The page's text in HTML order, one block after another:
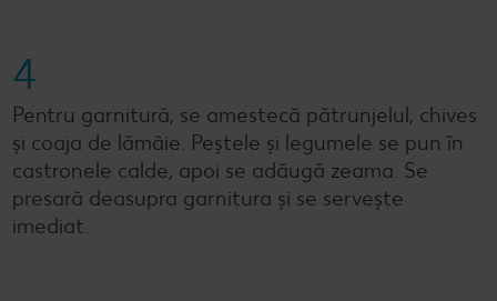
4
Pentru garnitură, se amestecă pătrunjelul, chives
și coaja de lămâie. Peștele și legumele se pun în
castronele calde, apoi se adăugă zeama. Se
presară deasupra garnitura și se servește
imediat.